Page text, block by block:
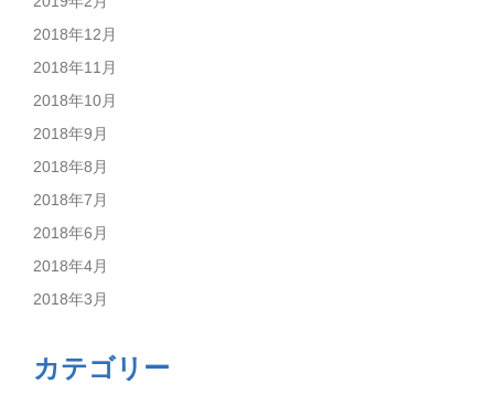
2018年12月
2018年11月
2018年10月
2018年9月
2018年8月
2018年7月
2018年6月
2018年4月
2018年3月
カテゴリー